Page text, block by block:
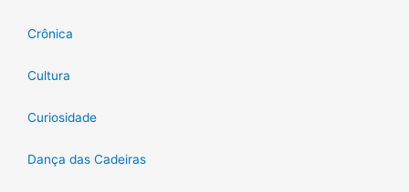
Crônica
Cultura
Curiosidade
Dança das Cadeiras